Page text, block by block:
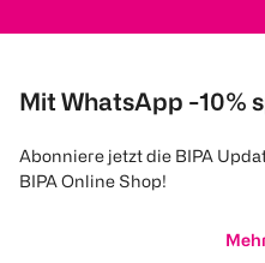
Mit WhatsApp -10%
Abonniere jetzt die BIPA
BIPA Online Shop!